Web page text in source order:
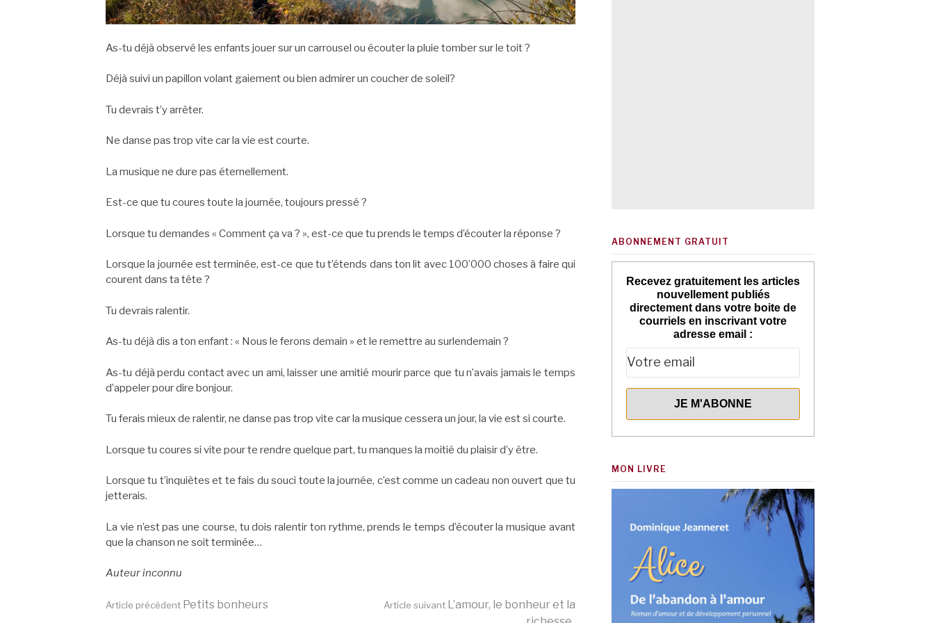
As-tu déjà observé les enfants jouer sur un carrousel ou écouter la pluie tomber sur le toit ?
Déjà suivi un papillon volant gaiement ou bien admirer un coucher de soleil?
Tu devrais t’y arrêter.
Ne danse pas trop vite car la vie est courte.
La musique ne dure pas éternellement.
Est-ce que tu coures toute la journée, toujours pressé ?
Lorsque tu demandes « Comment ça va ? », est-ce que tu prends le temps d’écouter la réponse ?
Lorsque la journée est terminée, est-ce que tu t’étends dans ton lit avec 100’000 choses à faire qui
courent dans ta tête ?
Tu devrais ralentir.
As-tu déjà dis a ton enfant : « Nous le ferons demain » et le remettre au surlendemain ?
As-tu déjà perdu contact avec un ami, laisser une amitié mourir parce que tu n’avais jamais le temps
d’appeler pour dire bonjour.
Tu ferais mieux de ralentir, ne danse pas trop vite car la musique cessera un jour, la vie est si courte.
Lorsque tu coures si vite pour te rendre quelque part, tu manques la moitié du plaisir d’y être.
Lorsque tu t’inquiètes et te fais du souci toute la journée, c’est comme un cadeau non ouvert que tu
jetterais.
La vie n’est pas une course, tu dois ralentir ton rythme, prends le temps d’écouter la musique avant
que la chanson ne soit terminée…
Auteur inconnu
Article précédent Petits bonheurs Article suivant L’amour, le bonheur et la
ABONNEMENT GRATUIT
Recevez gratuitement les articles
nouvellement publiés
directement dans votre boite de
courriels en inscrivant votre
adresse email :
MON LIVRE